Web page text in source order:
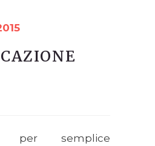
per semplice